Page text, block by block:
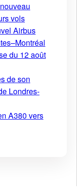
vols
Airbus
du 12 août
de son
Londres-
A380 vers